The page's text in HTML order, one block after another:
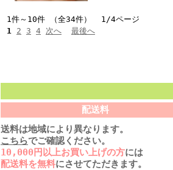
1件～10件 （全34件） 1/4ページ
1 2 3 4 次へ 最後へ
配送料
送料は地域により異なります。
こちらでご確認ください。
10,000円以上お買い上げの方には
配送料を無料にさせてただきます。